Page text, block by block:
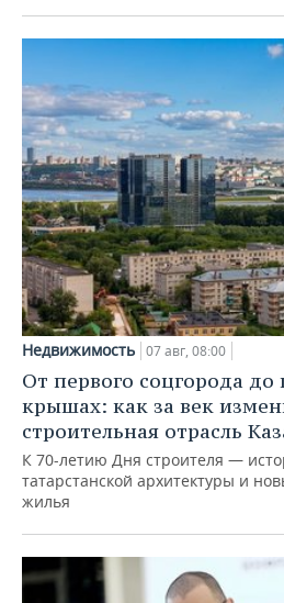
Недвижимость 07 авг, 08:00
От первого соцгорода до
крышах: как за век
строительная отрасль
К 70-летию Дня строителя —
татарстанской архитектуры и
жилья